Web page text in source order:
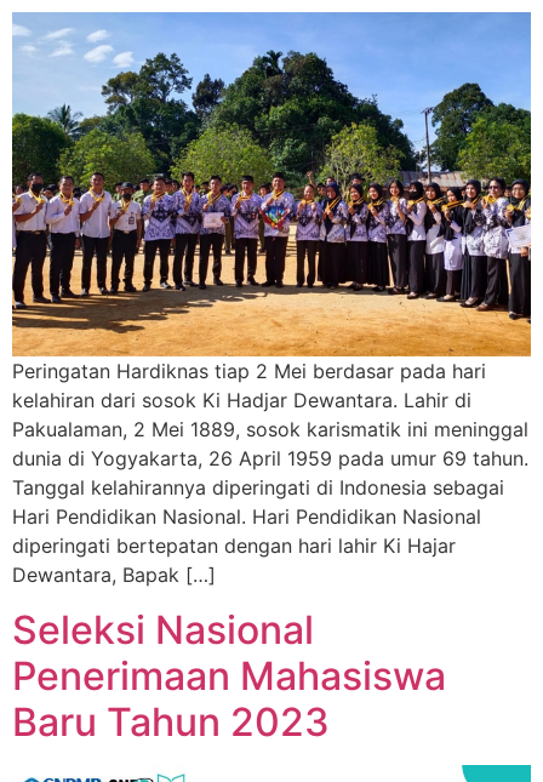
Peringatan Hardiknas tiap 2 Mei berdasar pada hari
kelahiran dari sosok Ki Hadjar Dewantara. Lahir di
Pakualaman, 2 Mei 1889, sosok karismatik ini meninggal
dunia di Yogyakarta, 26 April 1959 pada umur 69 tahun.
Tanggal kelahirannya diperingati di Indonesia sebagai
Hari Pendidikan Nasional. Hari Pendidikan Nasional
diperingati bertepatan dengan hari lahir Ki Hajar
Dewantara, Bapak […]
Seleksi Nasional
Penerimaan Mahasiswa
Baru Tahun 2023